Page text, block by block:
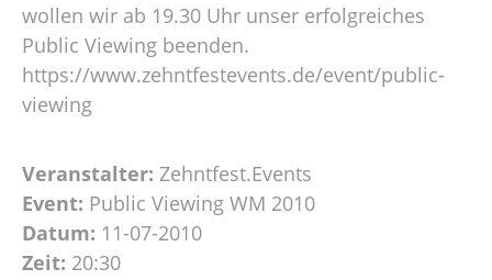
wollen wir ab 19.30 Uhr unser erfolgreiches
Public Viewing beenden.
https://www.zehntfestevents.de/event/public-
viewing
Veranstalter: Zehntfest.Events
Event: Public Viewing WM 2010
Datum: 11-07-2010
Zeit: 20:30